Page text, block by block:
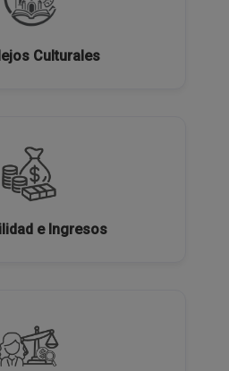
Culturales
e Ingresos